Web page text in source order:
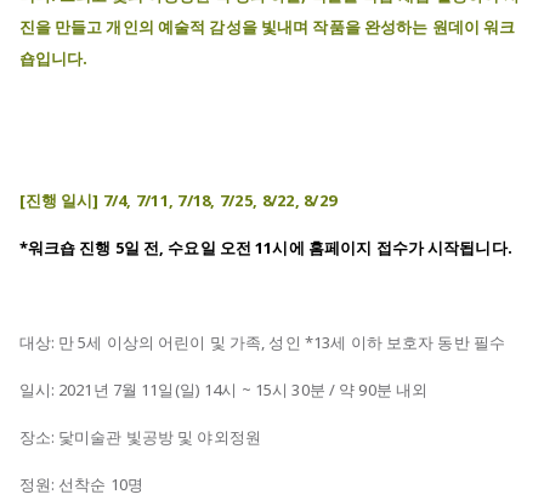
진을 만들고 개인의 예술적 감성을 빛내며 작품을 완성하는 원데이 워크
숍입니다.
[진행 일시] 7/4, 7/11, 7/18, 7/25, 8/22, 8/29
*워크숍 진행 5일 전, 수요일 오전 11시에 홈페이지 접수가 시작됩니다.
대상: 만 5세 이상의 어린이 및 가족, 성인 *13세 이하 보호자 동반 필수
일시: 2021년 7월 11일(일) 14시 ~ 15시 30분 / 약 90분 내외
장소: 닻미술관 빛공방 및 야외정원
정원: 선착순 10명